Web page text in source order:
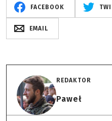
FACEBOOK
EMAIL
REDAKTOR
Paweł